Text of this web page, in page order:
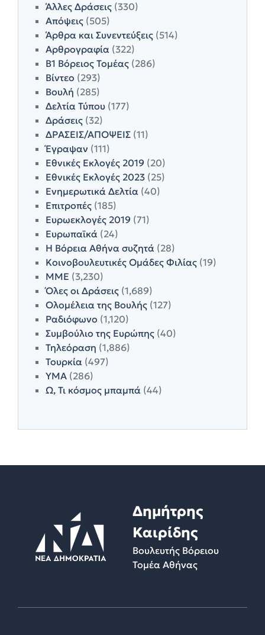
Άλλες Δράσεις (330)
Απόψεις (505)
Άρθρα και Συνεντεύξεις (514)
Αρθρογραφία (322)
Β1 Βόρειος Τομέας (286)
Βίντεο (293)
Βουλή (285)
Δελτία Τύπου (177)
Δράσεις (32)
ΔΡΑΣΕΙΣ/ΑΠΟΨΕΙΣ (11)
Έγραψαν (111)
Εθνικές Εκλογές 2019 (20)
Εθνικές Εκλογές 2023 (25)
Ενημερωτικά Δελτία (40)
Επιτροπές (185)
Ευρωεκλογές 2019 (71)
Ευρωπαϊκά (24)
Η Βόρεια Αθήνα συζητά (28)
Κοινοβουλευτικές Ομάδες Φιλίας (19)
ΜΜΕ (3,230)
Όλες οι Δράσεις (1,689)
Ολομέλεια της Βουλής (127)
Ραδιόφωνο (1,120)
Συμβούλιο της Ευρώπης (40)
Τηλεόραση (1,886)
Τουρκία (497)
ΥΜΑ (286)
Ω, Τι κόσμος μπαμπά (44)
Δημήτρης
Καιρίδης
Βουλευτής Βόρειου
Τομέα Αθήνας